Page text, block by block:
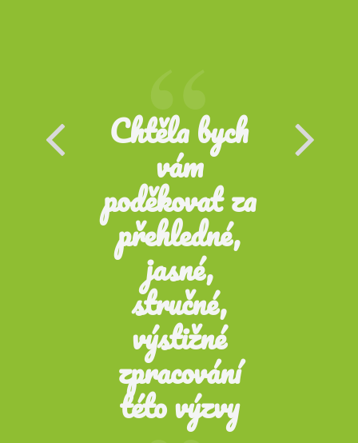
Chtěla bych
vám
poděkovat za
přehledné,
jasné,
stručné,
výstižné
zpracování
této výzvy